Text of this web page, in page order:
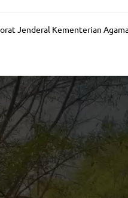
Jenderal Kementerian